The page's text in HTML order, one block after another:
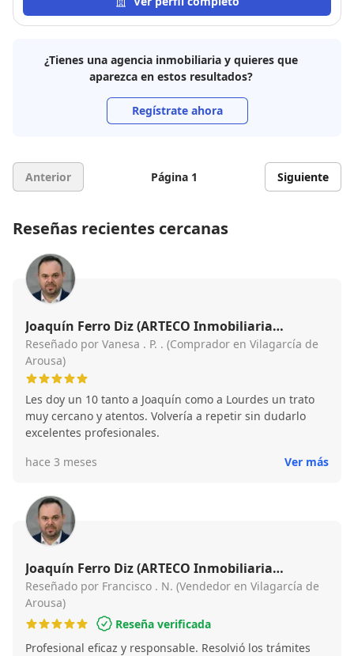
¿Tienes una agencia inmobiliaria y quieres que
aparezca en estos resultados?
Regístrate ahora
Anterior Página 1 Siguiente
Reseñas recientes cercanas
Joaquín Ferro Diz (ARTECO Inmobiliaria
Vilagarcía )
Reseñado por Vanesa . P. . (Comprador en Vilagarcía de
Arousa)
Les doy un 10 tanto a Joaquín como a Lourdes un trato
muy cercano y atentos. Volvería a repetir sin dudarlo
excelentes profesionales.
hace 3 meses
Ver más
Joaquín Ferro Diz (ARTECO Inmobiliaria
Vilagarcía )
Reseñado por Francisco . N. (Vendedor en Vilagarcía de
Arousa)
Reseña verificada
Profesional eficaz y responsable. Resolvió los trámites